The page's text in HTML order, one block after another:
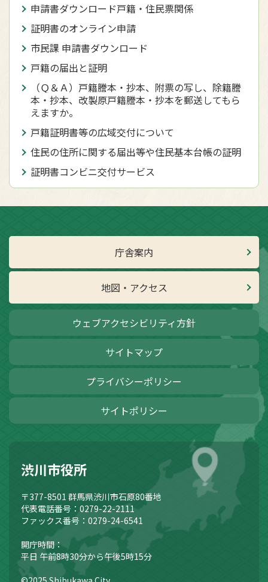
申請書ダウンロード戸籍・住民票関係
証明書のオンライン申請
市民課 申請書ダウンロード
戸籍の届出と証明
（Ｑ＆Ａ）戸籍謄本・抄本、附票の写し、除籍謄
本・抄本、改製原戸籍謄本・抄本を郵送してもら
えますか。
戸籍証明書等の広域交付について
住民の住所に関する届出等や住民基本台帳の証明
証明書コンビニ交付サービス
庁舎案内
地図・アクセス
ウェブアクセシビリティ方針
サイトマップ
プライバシーポリシー
サイトポリシー
渋川市役所
〒377-8501 群馬県渋川市石原80番地
代表電話番号：0279-22-2111
ファックス番号：0279-24-6541
開庁時間：
平日 午前8時30分から午後5時15分